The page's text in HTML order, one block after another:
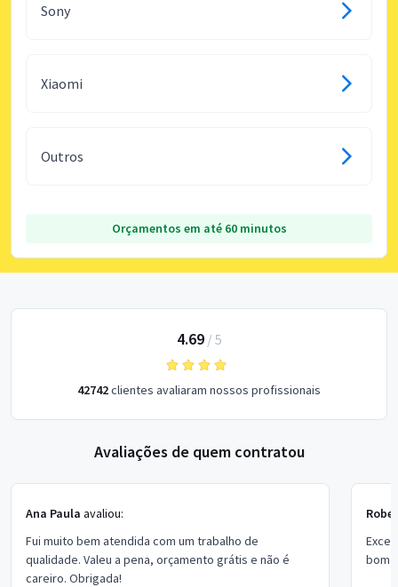
Sony
Xiaomi
Outros
Orçamentos em até 60 minutos
4.69/ 5
42742clientes avaliaram nossos profissionais
Avaliações de quem contratou
Ana Paula avaliou:
Fui muito bem atendida com um trabalho de
qualidade. Valeu a pena, orçamento grátis e não é
careiro. Obrigada!
bom